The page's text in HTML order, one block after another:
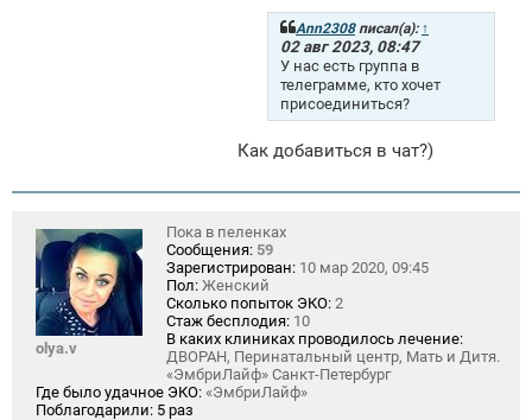
Ann2308писал(а): ↑
02 авг 2023, 08:47
У нас есть группа в
телеграмме, кто хочет
присоединиться?
Как добавиться в чат?)
olya.v
Пока в пеленках
Сообщения: 59
Зарегистрирован: 10 мар 2020, 09:45
Пол: Женский
Сколько попыток ЭКО: 2
Стаж бесплодия: 10
В каких клиниках проводилось лечение:
ДВОРАН, Перинатальный центр, Мать и Дитя.
«ЭмбриЛайф» Санкт-Петербург
Где было удачное ЭКО: «ЭмбриЛайф»
Поблагодарили: 5 раз